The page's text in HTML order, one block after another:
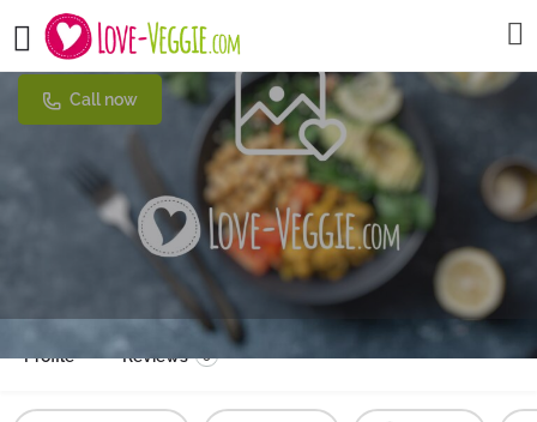
Denns Biomarkt - Bistro
Call now
Profile Reviews 0